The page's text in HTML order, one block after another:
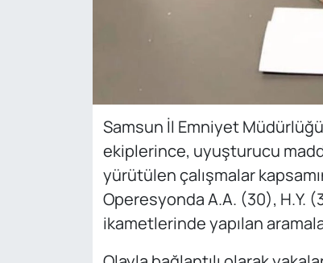
Samsun İl Emniyet
ekiplerince, uyuşturucu
yürütülen çalışmalar
Operesyonda A.A. (30), H.Y.
ikametlerinde yapılan